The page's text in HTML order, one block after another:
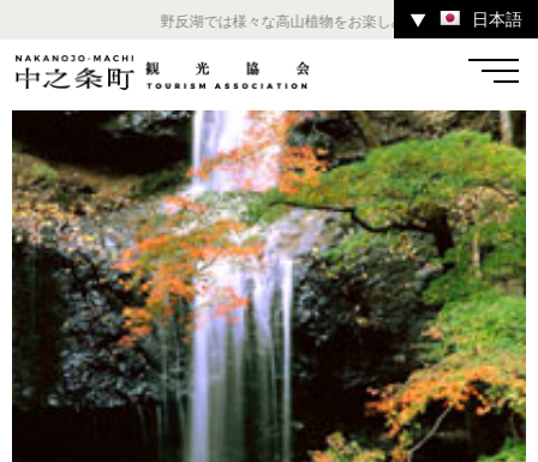
野反湖では様々な高山植物をお楽しみいただけます。 ／
▼ 日本語
温泉 宿 お店 スポット
体験 イベント ツアー
中之条町その他のエリア